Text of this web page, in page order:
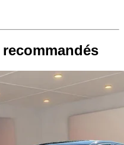
recommandés